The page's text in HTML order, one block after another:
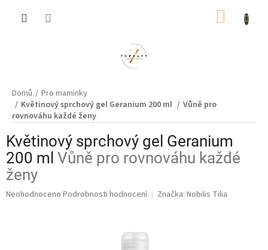
Domů
Pro maminky
Květinový sprchový gel Geranium 200 ml
Vůně pro
rovnováhu každé ženy
Květinový sprchový gel Geranium
200 ml Vůně pro rovnováhu každé
ženy
Průměrné
Neohodnoceno Podrobnosti hodnocení Značka: Nobilis Tilia